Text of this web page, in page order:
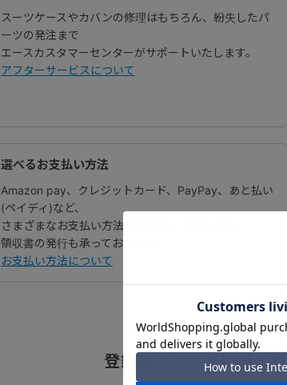
スーツケースやカバンの修理はもちろん、紛失したパ
ーツの発注まで
エースカスタマーセンターがサポートいたします。
アフターサービスについて
選べるお支払い方法
Amazon pay、クレジットカード、PayPay、あと払い
(ペイディ)など、
さまざまなお支払い方法をご用意しております。
領収書の発行も承っております。
お支払い方法について
登録完了ですぐに使える